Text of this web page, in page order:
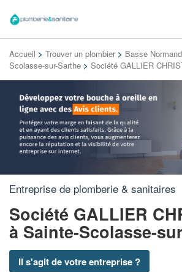
Accueil > Trouver un plombier > Basse
Scolasse-sur-Sarthe > Société GALLIER
Entreprise de plomberie & sanitaires
Société GALLIER
à Sainte-Scolasse-
Il s'agit de votre entreprise ?